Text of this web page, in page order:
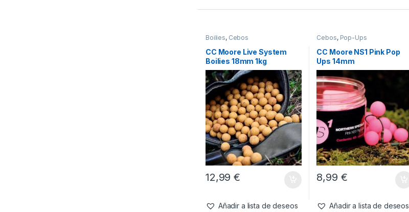
Boilies, Cebos
CC Moore Live System
Boilies 18mm 1kg
12,99€
Añadir a lista de deseos
Cebos, Pop-Ups
CC Moore NS1 Pink Pop
Ups 14mm
8,99 €
Añadir a lista de deseos